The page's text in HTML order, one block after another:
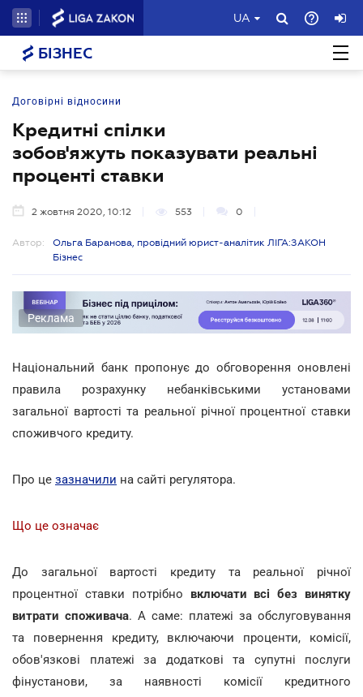
UA
БІЗНЕС
Договірні відносини
Кредитні спілки
зобов'яжуть показувати реальні
проценті ставки
2 жовтня 2020, 10:12 553 0
Автор:
Ольга Баранова, провідний юрист-аналітик ЛІГА:ЗАКОН
Бізнес
Реклама
Національний банк пропонує до обговорення оновлені
правила розрахунку небанківськими установами
загальної вартості та реальної річної процентної ставки
споживчого кредиту.
Про це зазначили на сайті регулятора.
Що це означає
До загальної вартості кредиту та реальної річної
процентної ставки потрібно включати всі без винятку
витрати споживача. А саме: платежі за обслуговування
та повернення кредиту, включаючи проценти, комісії,
обов'язкові платежі за додаткові та супутні послуги
фінустанови, за наявності комісії кредитного